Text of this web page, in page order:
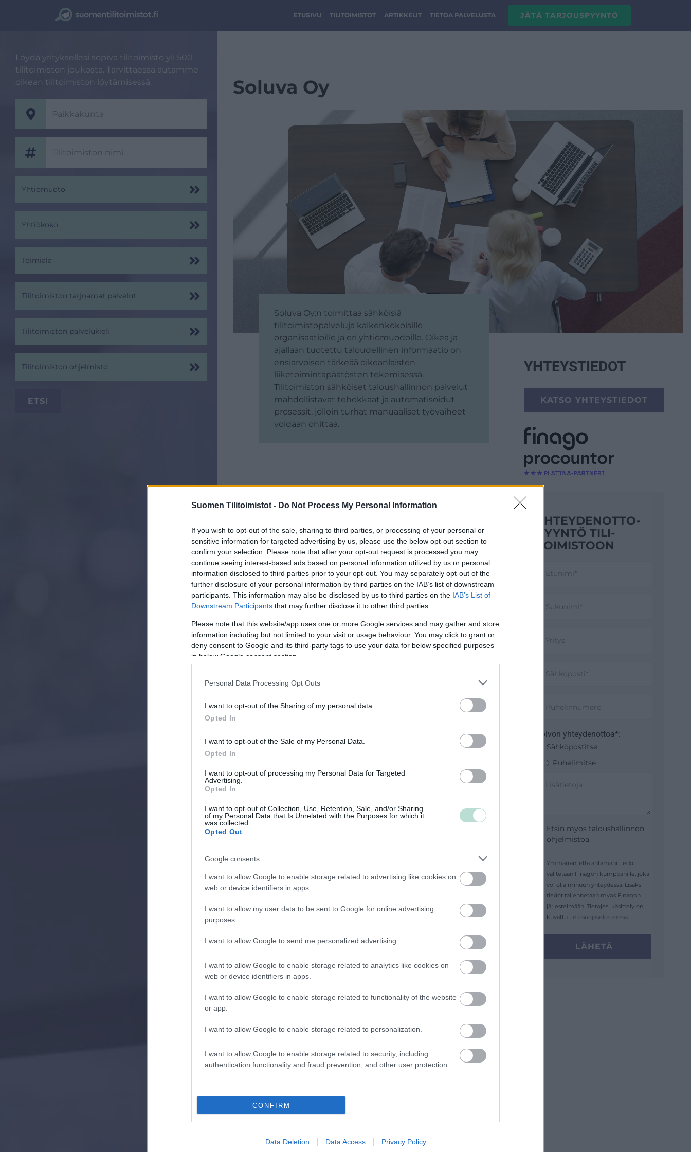
Suomen Tilitoimistot - Do Not Process My Personal Information
If you wish to opt-out of the sale, sharing to third parties, or processing of your personal or
sensitive information for targeted advertising by us, please use the below opt-out section to
confirm your selection. Please note that after your opt-out request is processed you may
continue seeing interest-based ads based on personal information utilized by us or personal
information disclosed to third parties prior to your opt-out. You may separately opt-out of the
further disclosure of your personal information by third parties on the IAB’s list of downstream
participants. This information may also be disclosed by us to third parties on the IAB’s List of
Downstream Participants that may further disclose it to other third parties.
Please note that this website/app uses one or more Google services and may gather and store
information including but not limited to your visit or usage behaviour. You may click to grant or
deny consent to Google and its third-party tags to use your data for below specified purposes
in below Google consent section.
Personal Data Processing Opt Outs
I want to opt-out of the Sharing of my personal data.
Opted In
I want to opt-out of the Sale of my Personal Data.
Opted In
I want to opt-out of processing my Personal Data for Targeted
Advertising.
Opted In
I want to opt-out of Collection, Use, Retention, Sale, and/or Sharing
of my Personal Data that Is Unrelated with the Purposes for which it
was collected.
Opted Out
Google consents
I want to allow Google to enable storage related to advertising like cookies on
web or device identifiers in apps.
I want to allow my user data to be sent to Google for online advertising
purposes.
I want to allow Google to send me personalized advertising.
I want to allow Google to enable storage related to analytics like cookies on
web or device identifiers in apps.
I want to allow Google to enable storage related to functionality of the website
or app.
I want to allow Google to enable storage related to personalization.
I want to allow Google to enable storage related to security, including
authentication functionality and fraud prevention, and other user protection.
CONFIRM
Data Deletion Data Access Privacy Policy
ETUSIVU TILITOIMISTOT ARTIKKELIT TIETOA PALVELUSTA JÄTÄ TARJOUSPYYNTÖ
Löydä yrityksellesi sopiva tilitoimisto yli 500
tilitoimiston joukosta. Tarvittaessa autamme
oikean tilitoimiston löytämisessä.
Yhtiömuoto
Yhtiökoko
Toimiala
Tilitoimiston tarjoamat palvelut
Tilitoimiston palvelukieli
Tilitoimiston ohjelmisto
Soluva Oy
Soluva Oy:n toimittaa sähköisiä
tilitoimistopalveluja kaikenkokoisille
organisaatioille ja eri yhtiömuodoille. Oikea ja
ajallaan tuotettu taloudellinen informaatio on
ensiarvoisen tärkeää oikeanlaisten
liiketoimintapäätösten tekemisessä.
Tilitoimiston sähköiset taloushallinnon palvelut
mahdollistavat tehokkaat ja automatisoidut
prosessit, jolloin turhat manuaaliset työvaiheet
voidaan ohittaa.
Soluva on ketterä ja oivaltava palvelukumppanisi talous- ja
tilitoimistopalveluja kaikenkokoisille organisaatioille ja eri
yhtiömuodoille. Monipuolisten taloushallintopalveluiden lisäksi
saat meiltä kattavat ohjelmisto- ja ulkoistuspalvelut.
budjetointiin ja seurantaan
matka- ja kuluhallintaan
Soluvasta saat kaikki palvelut valmiina kokonaisratkaisuna:
Lisätietoja:www.soluva.fi
Tilitoimiston erityisosaaminen
Yksityinen osakeyhtiö
Kommandiittiyhtiö
Avoin yhtiö
Toiminimi
Informaatio ja viestintä
YHTEYSTIEDOT
KATSO YHTEYSTIEDOT
YHTEYDENOTTO­
PYYNTÖ TILI­
TOIMISTOON
Toivon yhteydenottoa*:
Sähköpostitse
Puhelimitse
Etsin myös taloushallinnon
ohjelmistoa
Ymmärrän, että antamani tiedot
välitetään Finagon kumppanille, joka
voi olla minuun yhteydessä. Lisäksi
tiedot tallennetaan myös Finagon
järjestelmään. Tietojesi käsittely on
kuvattu tietosuojaselosteessa
LÄHETÄ